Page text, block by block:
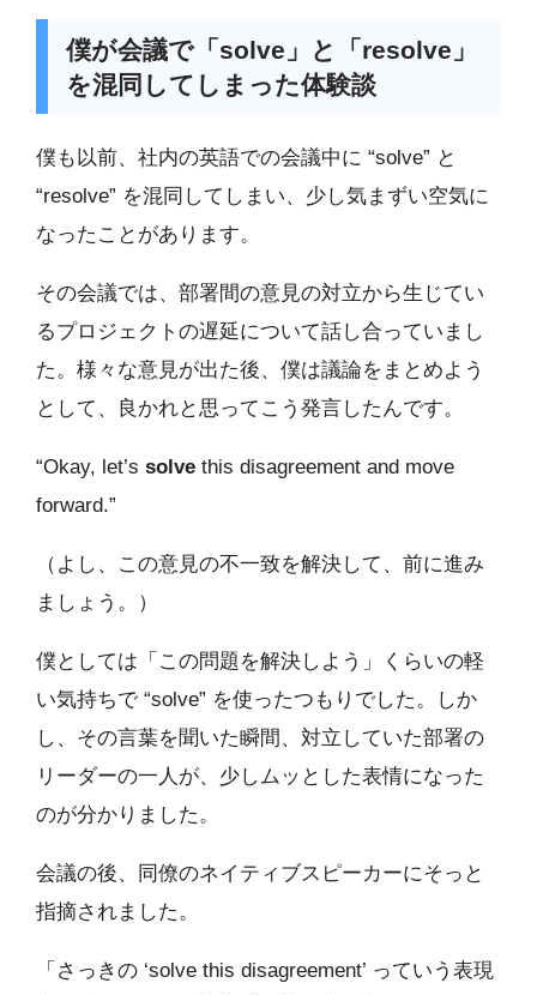
僕が会議で「solve」と「resolve」
を混同してしまった体験談
僕も以前、社内の英語での会議中に “solve” と
“resolve” を混同してしまい、少し気まずい空気に
なったことがあります。
その会議では、部署間の意見の対立から生じてい
るプロジェクトの遅延について話し合っていまし
た。様々な意見が出た後、僕は議論をまとめよう
として、良かれと思ってこう発言したんです。
“Okay, let’s solve this disagreement and move
forward.”
（よし、この意見の不一致を解決して、前に進み
ましょう。）
僕としては「この問題を解決しよう」くらいの軽
い気持ちで “solve” を使ったつもりでした。しか
し、その言葉を聞いた瞬間、対立していた部署の
リーダーの一人が、少しムッとした表情になった
のが分かりました。
会議の後、同僚のネイティブスピーカーにそっと
指摘されました。
「さっきの ‘solve this disagreement’ っていう表現